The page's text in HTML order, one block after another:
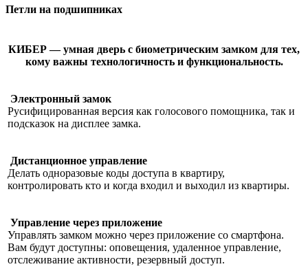
Петли на подшипниках
КИБЕР — умная дверь с биометрическим замком для тех,
кому важны технологичность и функциональность.
Электронный замок
Русифицированная версия как голосового помощника, так и
подсказок на дисплее замка.
Дистанционное управление
Делать одноразовые коды доступа в квартиру,
контролировать кто и когда входил и выходил из квартиры.
Управление через приложение
Управлять замком можно через приложение со смартфона.
Вам будут доступны: оповещения, удаленное управление,
отслеживание активности, резервный доступ.